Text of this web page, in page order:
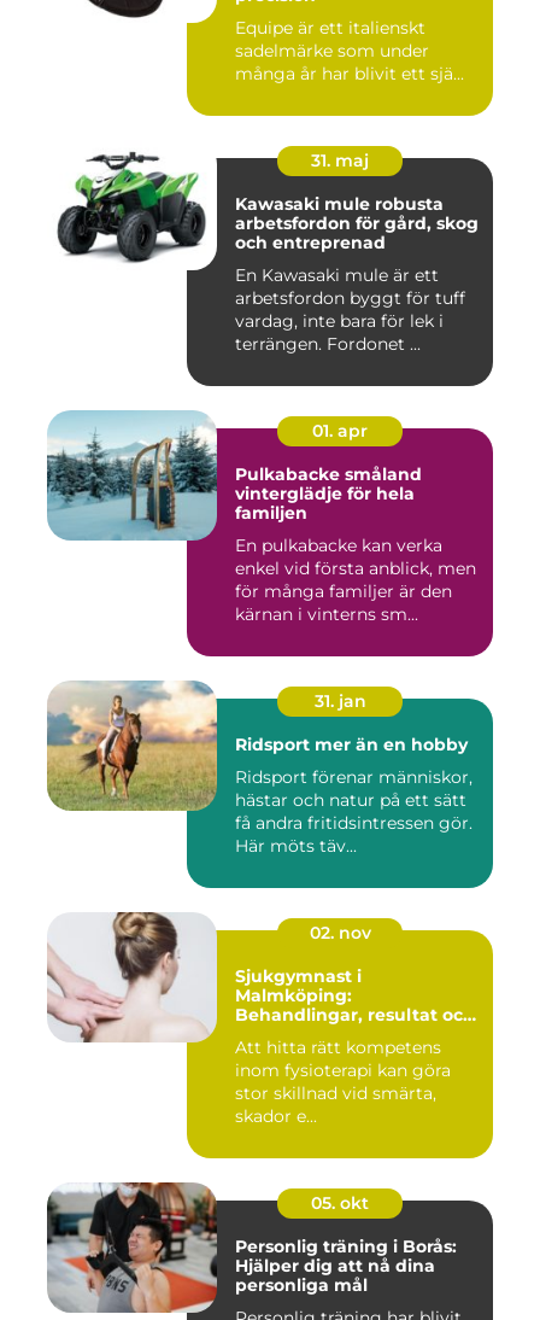
Equipe är ett italienskt
sadelmärke som under
många år har blivit ett sjä...
31. maj
Kawasaki mule robusta
arbetsfordon för gård, skog
och entreprenad
En Kawasaki mule är ett
arbetsfordon byggt för tuff
vardag, inte bara för lek i
terrängen. Fordonet ...
01. apr
Pulkabacke småland
vinterglädje för hela
familjen
En pulkabacke kan verka
enkel vid första anblick, men
för många familjer är den
kärnan i vinterns sm...
31. jan
Ridsport mer än en hobby
Ridsport förenar människor,
hästar och natur på ett sätt
få andra fritidsintressen gör.
Här möts täv...
02. nov
Sjukgymnast i
Malmköping:
Behandlingar, resultat och
Att hitta rätt kompetens
inom fysioterapi kan göra
stor skillnad vid smärta,
skador e...
05. okt
Personlig träning i Borås:
Hjälper dig att nå dina
personliga mål